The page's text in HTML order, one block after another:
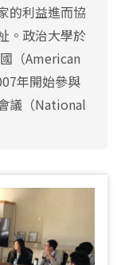
的利益進而協
。政治大學於
（American
年開始參與
議（National